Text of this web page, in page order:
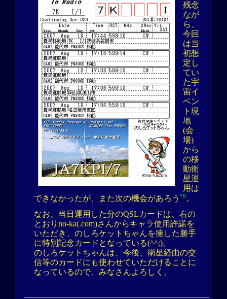
残念
なが
ら、
今回
は当
初想
定し
てい
た宇
宙イ
ベン
ト現
地
(会
場)
から
の移
動衛
星運
用は
できなかったが、また次の機会があろう *9。
なお、当日運用した分のQSLカードは、右の
とおりno-ka(.com)さんからキャラ使用許諾を
いただき、のしろケットちゃんを擁した勝手
に特別記念カードとなっている(^^;)。
のしろケットちゃんは、今後、衛星経由の交
信等のカードにも使わせていただけることに
なっているので、みなさんよろしく。